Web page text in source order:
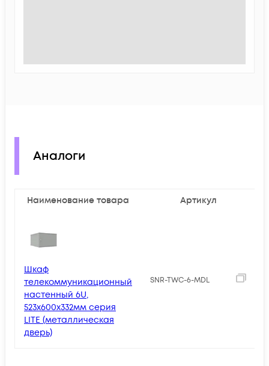
Аналоги
Наименование товара Артикул
Шкаф
телекоммуникационный
настенный 6U,
523х600х332мм серия
LITE (металлическая
дверь)
SNR-TWC-6-MDL